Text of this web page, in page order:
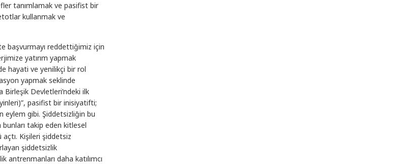
tanımlamak ve pasifist bir
kullanmak ve
başvurmayı reddettiğimiz için
yatırım yapmak
hayati ve yenilikçi bir rol
yapmak seklinde
Devletleri’ndeki ilk
pasifist bir inisiyatifti;
eylem gibi. Şiddetsizliğin bu
bunları takip eden kitlesel
açtı. Kişileri şiddetsiz
şiddetsizlik
antrenmanları daha katılımcı